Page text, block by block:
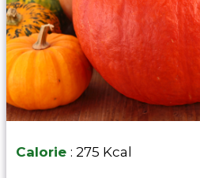
Calorie : 275 Kcal